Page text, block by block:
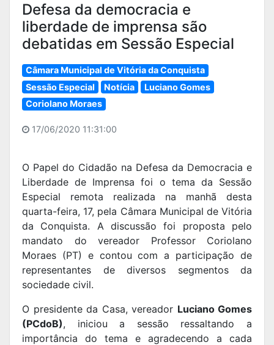
Defesa da democracia e
liberdade de imprensa são
debatidas em Sessão Especial
Câmara Municipal de Vitória da Conquista
Sessão Especial
Notícia
Luciano Gomes
Coriolano Moraes
17/06/2020 11:31:00
O Papel do Cidadão na Defesa da Democracia e
Liberdade de Imprensa foi o tema da Sessão
Especial remota realizada na manhã desta
quarta-feira, 17, pela Câmara Municipal de Vitória
da Conquista. A discussão foi proposta pelo
mandato do vereador Professor Coriolano
Moraes (PT) e contou com a participação de
representantes de diversos segmentos da
sociedade civil.
O presidente da Casa, vereador Luciano Gomes
(PCdoB), iniciou a sessão ressaltando a
importância do tema e agradecendo a cada